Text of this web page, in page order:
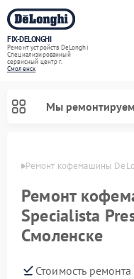
FIX-DELONGHI
Ремонт устройств DeLonghi
Специализированный
cервисный центр г.
Смоленск
Мы ремонтируем
Ремонт кофемашины
Ремонт
Specialista
Смоленске
Стоимость ремонта